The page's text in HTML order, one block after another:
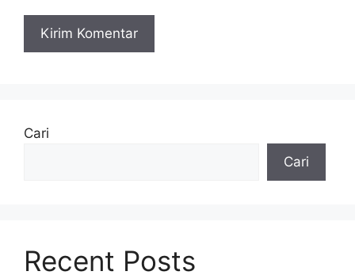
Cari
Cari
Recent Posts